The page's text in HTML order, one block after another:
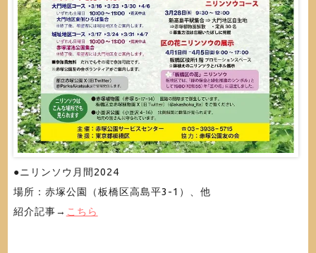
●ニリンソウ月間2024
場所：赤塚公園（板橋区高島平3-1）、他
紹介記事→ こちら